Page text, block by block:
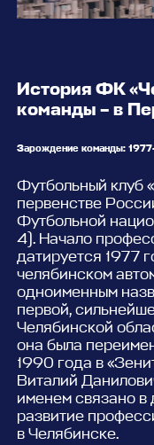
История ФК
команды – в
Зарождение команды:
Футбольный клуб
первенстве
Футбольной
4). Начало
датируется 1977
челябинском
одноименным
первой,
Челябинской
она была
1990 года в
Виталий
именем связано
развитие
в Челябинске.